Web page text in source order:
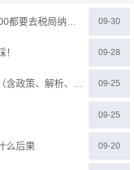
上班族注意了！新个税实施后，月入3000都要去税局纳税申报！ 09-30
09-28
城市维护建设税和教育附加怎么核算？（含政策、解析、案例） 09-25
09-25
么后果 09-20